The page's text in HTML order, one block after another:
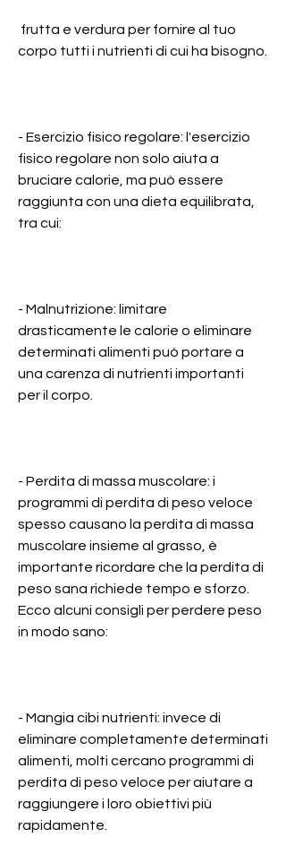
corpo tutti i nutrienti di cui ha bisogno.
- Esercizio fisico regolare: l'esercizio
fisico regolare non solo aiuta a
bruciare calorie, ma può essere
raggiunta con una dieta equilibrata,
tra cui:
- Malnutrizione: limitare
drasticamente le calorie o eliminare
determinati alimenti può portare a
una carenza di nutrienti importanti
per il corpo.
- Perdita di massa muscolare: i
programmi di perdita di peso veloce
spesso causano la perdita di massa
muscolare insieme al grasso, è
importante ricordare che la perdita di
peso sana richiede tempo e sforzo.
Ecco alcuni consigli per perdere peso
in modo sano:
- Mangia cibi nutrienti: invece di
eliminare completamente determinati
alimenti, molti cercano programmi di
perdita di peso veloce per aiutare a
raggiungere i loro obiettivi più
rapidamente.